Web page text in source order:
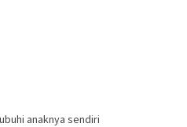
anaknya sendiri